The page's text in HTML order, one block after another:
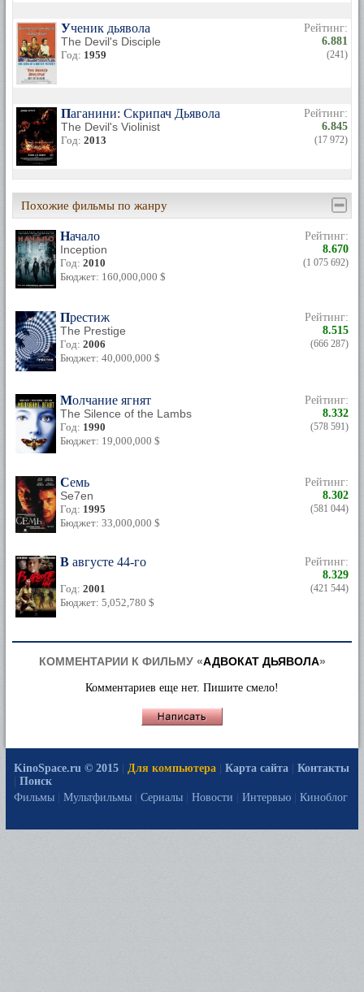
Ученик дьявола
The Devil's Disciple
Год: 1959
Рейтинг:
6.881
(241)
Паганини: Скрипач Дьявола
The Devil's Violinist
Год: 2013
Рейтинг:
6.845
(17 972)
Похожие фильмы по жанру
Начало
Inception
Год: 2010
Бюджет: 160,000,000 $
Рейтинг:
8.670
(1 075 692)
Престиж
The Prestige
Год: 2006
Бюджет: 40,000,000 $
Рейтинг:
8.515
(666 287)
Молчание ягнят
The Silence of the Lambs
Год: 1990
Бюджет: 19,000,000 $
Рейтинг:
8.332
(578 591)
Семь
Se7en
Год: 1995
Бюджет: 33,000,000 $
Рейтинг:
8.302
(581 044)
В августе 44-го
Год: 2001
Бюджет: 5,052,780 $
Рейтинг:
8.329
(421 544)
КОММЕНТАРИИ К ФИЛЬМУ «АДВОКАТ ДЬЯВОЛА»
Комментариев еще нет. Пишите смело!
KinoSpace.ru © 2015 | Для компьютера | Карта сайта | Контакты
| Поиск
Фильмы
Мультфильмы Сериалы Новости Интервью Киноблог